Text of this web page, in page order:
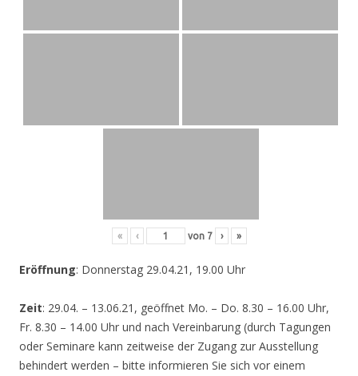
« ‹ von 7 › »
Eröffnung: Donnerstag 29.04.21, 19.00 Uhr
Zeit: 29.04. – 13.06.21, geöffnet Mo. – Do. 8.30 – 16.00 Uhr,
Fr. 8.30 – 14.00 Uhr und nach Vereinbarung (durch Tagungen
oder Seminare kann zeitweise der Zugang zur Ausstellung
behindert werden – bitte informieren Sie sich vor einem